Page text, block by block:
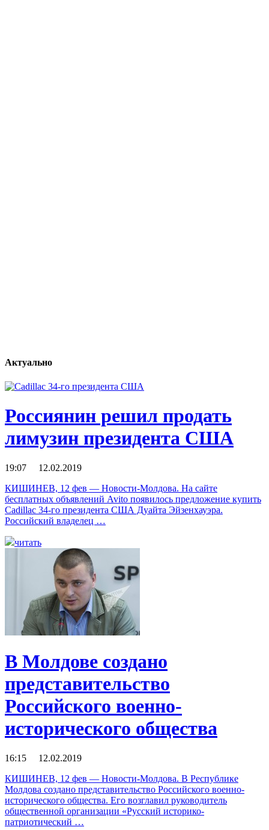
Актуально
Россиянин решил продать
лимузин президента США
19:07 12.02.2019
КИШИНЕВ, 12 фев — Новости-Молдова. На сайте
бесплатных объявлений Avito появилось предложение купить
Cadillac 34-го президента США Дуайта Эйзенхауэра.
Российский владелец …
читать
В Молдове создано
представительство
Российского военно-
исторического общества
16:15 12.02.2019
КИШИНЕВ, 12 фев — Новости-Молдова. В Республике
Молдова создано представительство Российского военно-
исторического общества. Его возглавил руководитель
общественной организации «Русский историко-
патриотический …